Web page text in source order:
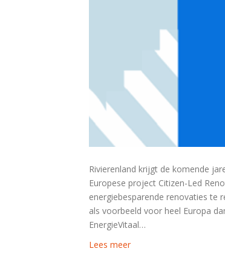
Rivierenland krijgt de komende
Europese project Citizen-Led
energiebesparende renovaties te
als voorbeeld voor heel Europa
EnergieVitaal…
Lees meer